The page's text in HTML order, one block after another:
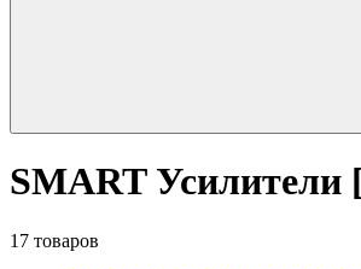
SMART Усилители
17 товаров